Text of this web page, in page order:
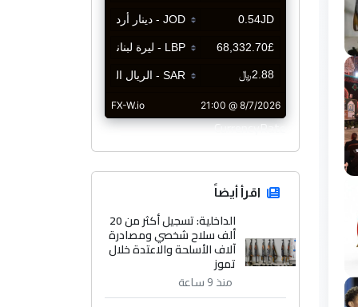
CurrencyRate
اقرأ أيضاً
الداخلية: تسجيل أكثر من 20
ألف سلاح شخصي ومصادرة
آلاف الأسلحة والاعتدة خلال
تموز
منذ 9 ساعة